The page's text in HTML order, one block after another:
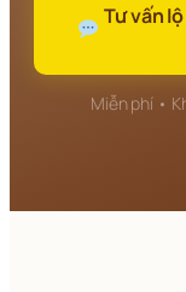
Tư vấn lộ trình phù hợp cho doanh nghiệp
Miễn phí •